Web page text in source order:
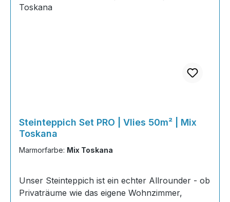
Steinteppich Set PRO | Vlies 50m² | Mix
Toskana
Marmorfarbe: Mix Toskana
Unser Steinteppich ist ein echter Allrounder - ob
Privaträume wie das eigene Wohnzimmer,